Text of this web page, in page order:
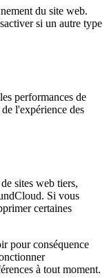
du site web.
si un autre type
performances de
l'expérience des
sites web tiers,
Si vous
certaines
pour conséquence
à tout moment.